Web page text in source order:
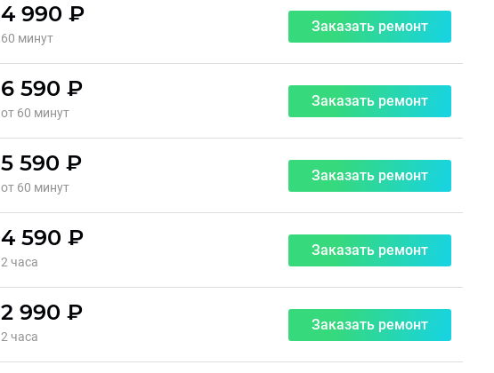
4 990 ₽
60 минут
Заказать ремонт
6 590 ₽
от 60 минут
Заказать ремонт
5 590 ₽
от 60 минут
Заказать ремонт
4 590 ₽
2 часа
Заказать ремонт
2 990 ₽
2 часа
Заказать ремонт